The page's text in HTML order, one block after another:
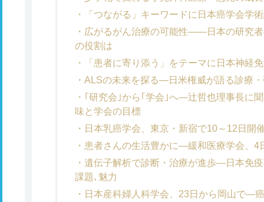
「つながる」キーワードに日本癌学会学
広がるがん治療の可能性――日本の研究
の役割は
「患者に寄り添う」をテーマに日本神経
ALSの未来を探る―日米権威が語る診療
｢研究会｣から｢学会｣へ―辻哲也理事長に
味と学会の目標
日本乳癌学会、東京・新宿で10～12日開
患者さんの生活豊かに―緩和医療学会、4
遺伝子解析で診断・治療が進歩―日本免
課題､魅力
日本産科婦人科学会、23日から岡山で―